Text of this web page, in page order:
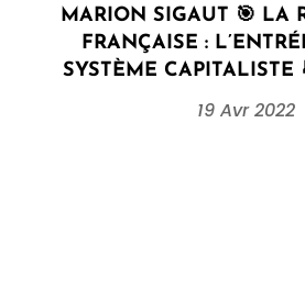
MARION SIGAUT 🎯 LA
FRANÇAISE :
SYSTÈME CAPITALISTE
19 Avr 2022